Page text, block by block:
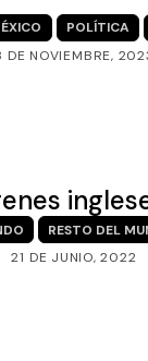
POLÍTICA
DE NOVIEMBRE,
RESTO DEL
21 DE JUNIO, 2022